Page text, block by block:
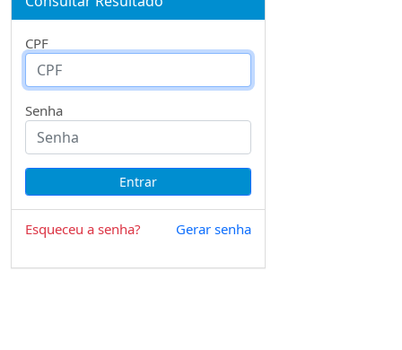
CPF
Senha
Esqueceu a senha? Gerar senha